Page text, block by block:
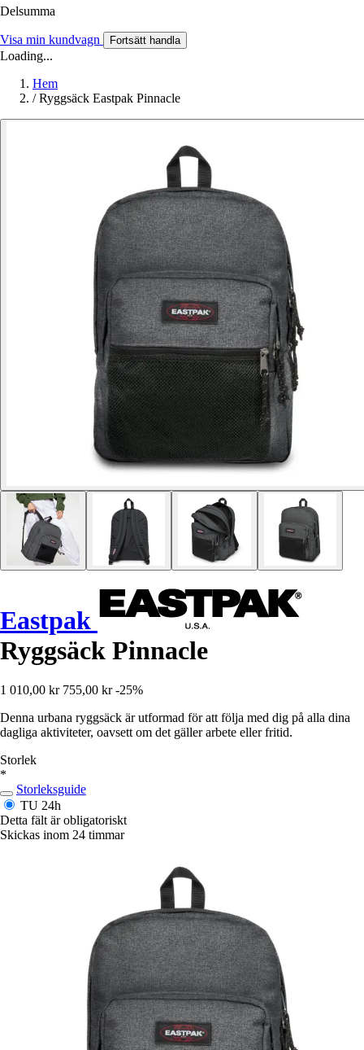
Delsumma
Visa min kundvagn Fortsätt handla
Loading...
Hem
/ Ryggsäck Eastpak Pinnacle
Eastpak
Ryggsäck Pinnacle
1 010,00 kr 755,00 kr -25%
Denna urbana ryggsäck är utformad för att följa med dig på alla dina
dagliga aktiviteter, oavsett om det gäller arbete eller fritid.
Storlek
*
Storleksguide
TU 24h
Detta fält är obligatoriskt
Skickas inom 24 timmar